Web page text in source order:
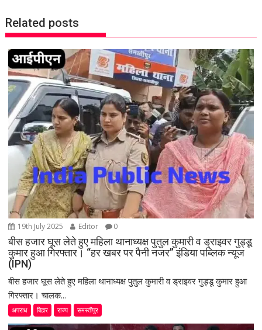
n
a
v
g
a
t
i
o
n
Related posts
19th July 2025 Editor 0
बीस हजार घूस लेते हुए महिला थानाध्यक्ष पुतुल कुमारी व ड्राइवर गुड्डू
कुमार हुआ गिरफ्तार। “हर खबर पर पैनी नजर” इंडिया पब्लिक न्यूज
(IPN)
बीस हजार घूस लेते हुए महिला थानाध्यक्ष पुतुल कुमारी व ड्राइवर गुड्डू कुमार हुआ
गिरफ्तार। चालक...
अपराध बिहार राज्य समस्तीपुर